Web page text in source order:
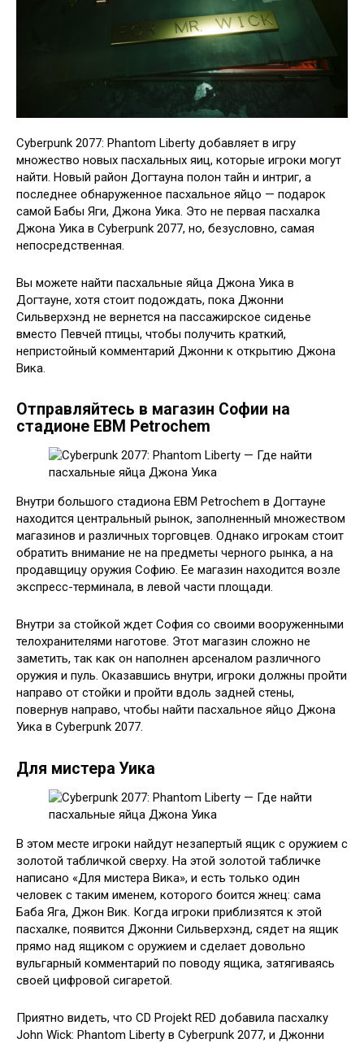
Cyberpunk 2077: Phantom Liberty добавляет в игру
множество новых пасхальных яиц, которые игроки могут
найти. Новый район Догтауна полон тайн и интриг, а
последнее обнаруженное пасхальное яйцо — подарок
самой Бабы Яги, Джона Уика. Это не первая пасхалка
Джона Уика в Cyberpunk 2077, но, безусловно, самая
непосредственная.
Вы можете найти пасхальные яйца Джона Уика в
Догтауне, хотя стоит подождать, пока Джонни
Сильверхэнд не вернется на пассажирское сиденье
вместо Певчей птицы, чтобы получить краткий,
непристойный комментарий Джонни к открытию Джона
Вика.
Отправляйтесь в магазин Софии на
стадионе EBM Petrochem
Внутри большого стадиона EBM Petrochem в Догтауне
находится центральный рынок, заполненный множеством
магазинов и различных торговцев. Однако игрокам стоит
обратить внимание не на предметы черного рынка, а на
продавщицу оружия Софию. Ее магазин находится возле
экспресс-терминала, в левой части площади.
Внутри за стойкой ждет София со своими вооруженными
телохранителями наготове. Этот магазин сложно не
заметить, так как он наполнен арсеналом различного
оружия и пуль. Оказавшись внутри, игроки должны пройти
направо от стойки и пройти вдоль задней стены,
повернув направо, чтобы найти пасхальное яйцо Джона
Уика в Cyberpunk 2077.
Для мистера Уика
В этом месте игроки найдут незапертый ящик с оружием с
золотой табличкой сверху. На этой золотой табличке
написано «Для мистера Вика», и есть только один
человек с таким именем, которого боится жнец: сама
Баба Яга, Джон Вик. Когда игроки приблизятся к этой
пасхалке, появится Джонни Сильверхэнд, сядет на ящик
прямо над ящиком с оружием и сделает довольно
вульгарный комментарий по поводу ящика, затягиваясь
своей цифровой сигаретой.
Приятно видеть, что CD Projekt RED добавила пасхалку
John Wick: Phantom Liberty в Cyberpunk 2077, и Джонни